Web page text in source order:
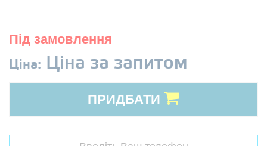
Під замовлення
Ціна: Ціна за запитом
ПРИДБАТИ